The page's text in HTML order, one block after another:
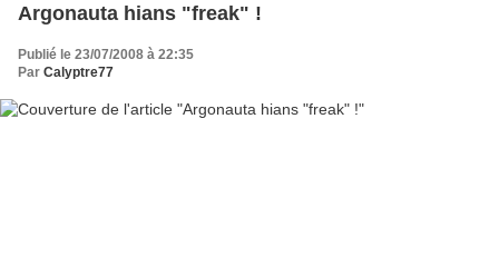
Argonauta hians "freak" !
Publié le 23/07/2008 à 22:35
Par Calyptre77